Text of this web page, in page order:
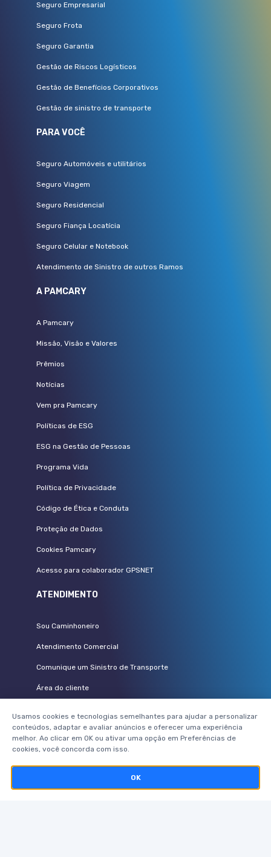
Seguro Empresarial
Seguro Frota
Seguro Garantia
Gestão de Riscos Logísticos
Gestão de Benefícios Corporativos
Gestão de sinistro de transporte
PARA VOCÊ
Seguro Automóveis e utilitários
Seguro Viagem
Seguro Residencial
Seguro Fiança Locatícia
Seguro Celular e Notebook
Atendimento de Sinistro de outros Ramos
A PAMCARY
A Pamcary
Missão, Visão e Valores
Prêmios
Notícias
Vem pra Pamcary
Políticas de ESG
ESG na Gestão de Pessoas
Programa Vida
Política de Privacidade
Código de Ética e Conduta
Proteção de Dados
Cookies Pamcary
Acesso para colaborador GPSNET
ATENDIMENTO
Sou Caminhoneiro
Atendimento Comercial
Comunique um Sinistro de Transporte
Área do cliente
PARCEIROS
Seguradoras
Usamos cookies e tecnologias semelhantes para ajudar a personalizar
conteúdos, adaptar e avaliar anúncios e oferecer uma experiência
melhor. Ao clicar em OK ou ativar uma opção em Preferências de
cookies, você concorda com isso.
OK